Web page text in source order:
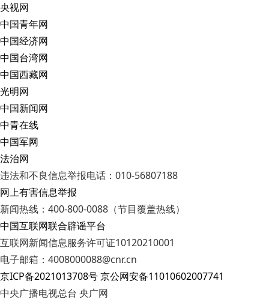
央视网
中国青年网
中国经济网
中国台湾网
中国西藏网
光明网
中国新闻网
中青在线
中国军网
法治网
违法和不良信息举报电话：010-56807188
网上有害信息举报
新闻热线：400-800-0088（节目覆盖热线）
中国互联网联合辟谣平台
互联网新闻信息服务许可证10120210001
电子邮箱：4008000088@cnr.cn
京ICP备2021013708号京公网安备11010602007741
中央广播电视总台 央广网